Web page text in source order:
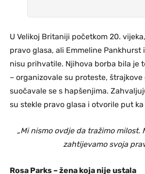
U Velikoj Britaniji početkom 20.
pravo glasa, ali Emmeline
nisu prihvatile. Njihova borba bila je
– organizovale su proteste, štrajkove
suočavale se s hapšenjima.
su stekle pravo glasa i otvorile put
„Mi nismo ovdje da tražimo milost.
zahtijevamo svoja
Rosa Parks – žena koja nije ustala